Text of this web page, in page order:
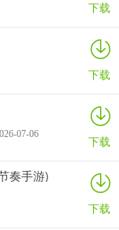
下载
下载
07-06 下载
奏手游)
下载